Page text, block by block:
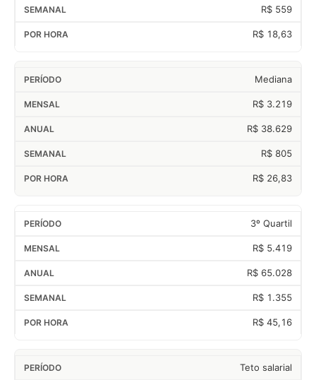
R$ 559
R$ 18,63
Mediana
R$ 3.219
R$ 38.629
R$ 805
R$ 26,83
3º Quartil
R$ 5.419
R$ 65.028
R$ 1.355
R$ 45,16
Teto salarial